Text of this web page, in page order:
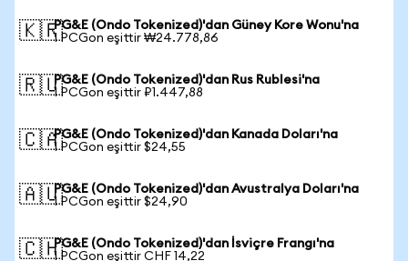
🇰🇷PG&E (Ondo Tokenized)'dan Güney Kore Wonu'na
1 PCGon eşittir ₩24.778,86
🇷🇺PG&E (Ondo Tokenized)'dan Rus Rublesi'na
1 PCGon eşittir ₽1.447,88
🇨🇦PG&E (Ondo Tokenized)'dan Kanada Doları'na
1 PCGon eşittir $24,55
🇦🇺PG&E (Ondo Tokenized)'dan Avustralya Doları'na
1 PCGon eşittir $24,90
🇨🇭PG&E (Ondo Tokenized)'dan İsviçre Frangı'na
1 PCGon eşittir CHF 14,22